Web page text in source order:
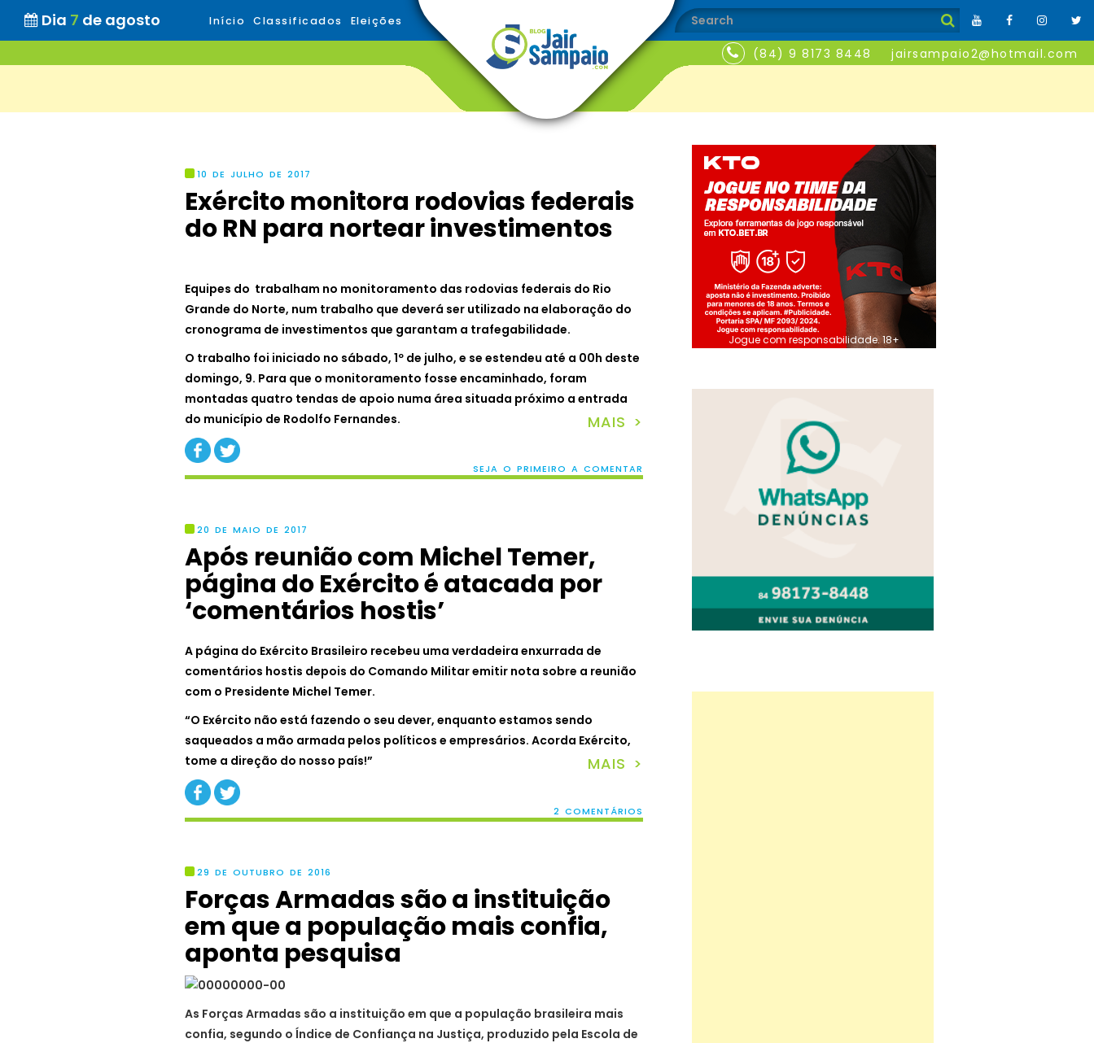
Dia 7 de agosto Início Classificados Eleições
(84) 9 8173 8448 jairsampaio2@hotmail.com
10 DE JULHO DE 2017
Exército monitora rodovias federais
do RN para nortear investimentos
Equipes do trabalham no monitoramento das rodovias federais do Rio
Grande do Norte, num trabalho que deverá ser utilizado na elaboração do
cronograma de investimentos que garantam a trafegabilidade.
O trabalho foi iniciado no sábado, 1º de julho, e se estendeu até a 00h deste
domingo, 9. Para que o monitoramento fosse encaminhado, foram
montadas quatro tendas de apoio numa área situada próximo a entrada
do município de Rodolfo Fernandes.
MAIS >
SEJA O PRIMEIRO A COMENTAR
20 DE MAIO DE 2017
Após reunião com Michel Temer,
página do Exército é atacada por
‘comentários hostis’
A página do Exército Brasileiro recebeu uma verdadeira enxurrada de
comentários hostis depois do Comando Militar emitir nota sobre a reunião
com o Presidente Michel Temer.
“O Exército não está fazendo o seu dever, enquanto estamos sendo
saqueados a mão armada pelos políticos e empresários. Acorda Exército,
tome a direção do nosso país!”
MAIS >
2 COMENTÁRIOS
29 DE OUTUBRO DE 2016
Forças Armadas são a instituição
em que a população mais confia,
aponta pesquisa
As Forças Armadas são a instituição em que a população brasileira mais
confia, segundo o Índice de Confiança na Justiça, produzido pela Escola de
Jogue com responsabilidade. 18+